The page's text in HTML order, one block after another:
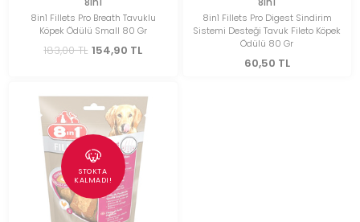
8in1 Fillets Pro Breath Tavuklu
Köpek Ödülü Small 80 Gr
183,00 TL 154,90 TL
8in1 Fillets Pro Digest Sindirim
Sistemi Desteği Tavuk Fileto Köpek
Ödülü 80 Gr
60,50 TL
STOKTA
KALMADI!